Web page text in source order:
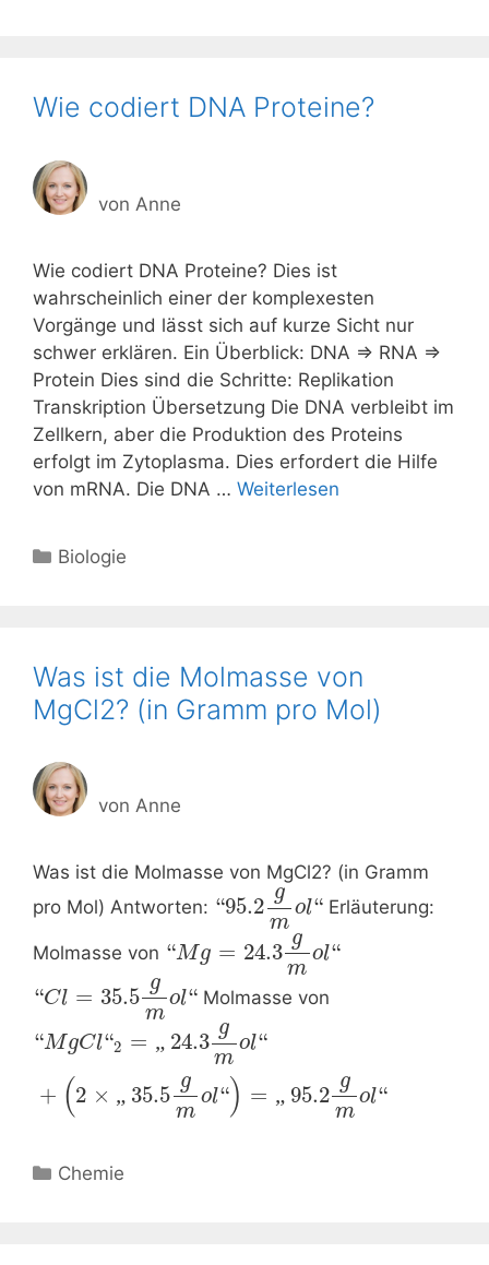
Wie codiert DNA Proteine?
von Anne
Wie codiert DNA Proteine? Dies ist
wahrscheinlich einer der komplexesten
Vorgänge und lässt sich auf kurze Sicht nur
schwer erklären. Ein Überblick: DNA => RNA =>
Protein Dies sind die Schritte: Replikation
Transkription Übersetzung Die DNA verbleibt im
Zellkern, aber die Produktion des Proteins
erfolgt im Zytoplasma. Dies erfordert die Hilfe
von mRNA. Die DNA … Weiterlesen
Kategorien
Biologie
Was ist die Molmasse von
MgCl2? (in Gramm pro Mol)
von Anne
Was ist die Molmasse von MgCl2? (in Gramm
pro Mol) Antworten: “95.2
g
m
ol“Erläuterung:
Molmasse von “Mg = 24.3
g
m
ol“
“Cl = 35.5
g
m
ol“ Molmasse von
“MgCl“2 = „ 24.3
g
m
ol“
+ (2 × „ 35.5
g
m
ol“) = „ 95.2
g
m
ol“
Kategorien
Chemie